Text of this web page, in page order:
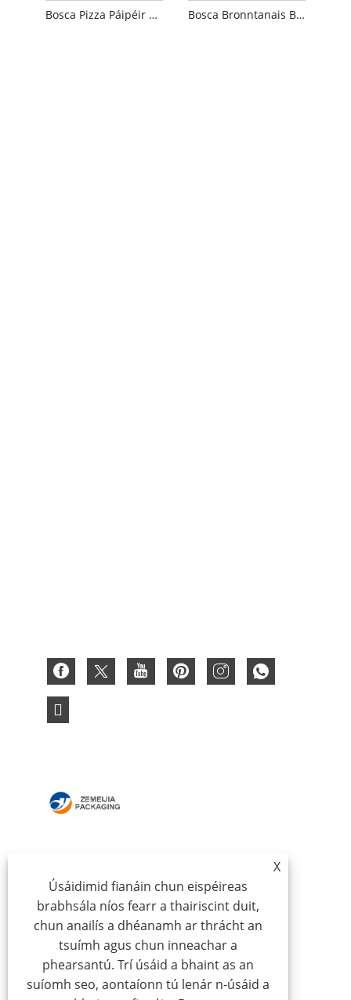
Bosca Pizza Páipéir Kraft Bosca Bronntanais Brioscaí
ÍOSLUCHTAIGH
SEOL FIOSRÚCHÁN
DÉAN TEAGMHÁIL LINN
Cóipcheart © 2024 Qingdao Zemeijia Pacáistiú Táirgí Co,
Ltd - Bosca roctha, Bosca Bronntanais Cairtchláir, Bosca
X
Úsáidimid fianáin chun eispéireas
brabhsála níos fearr a thairiscint duit,
chun anailís a dhéanamh ar thrácht an
tsuímh agus chun inneachar a
phearsantú. Trí úsáid a bhaint as an
suíomh seo, aontaíonn tú lenár n-úsáid a